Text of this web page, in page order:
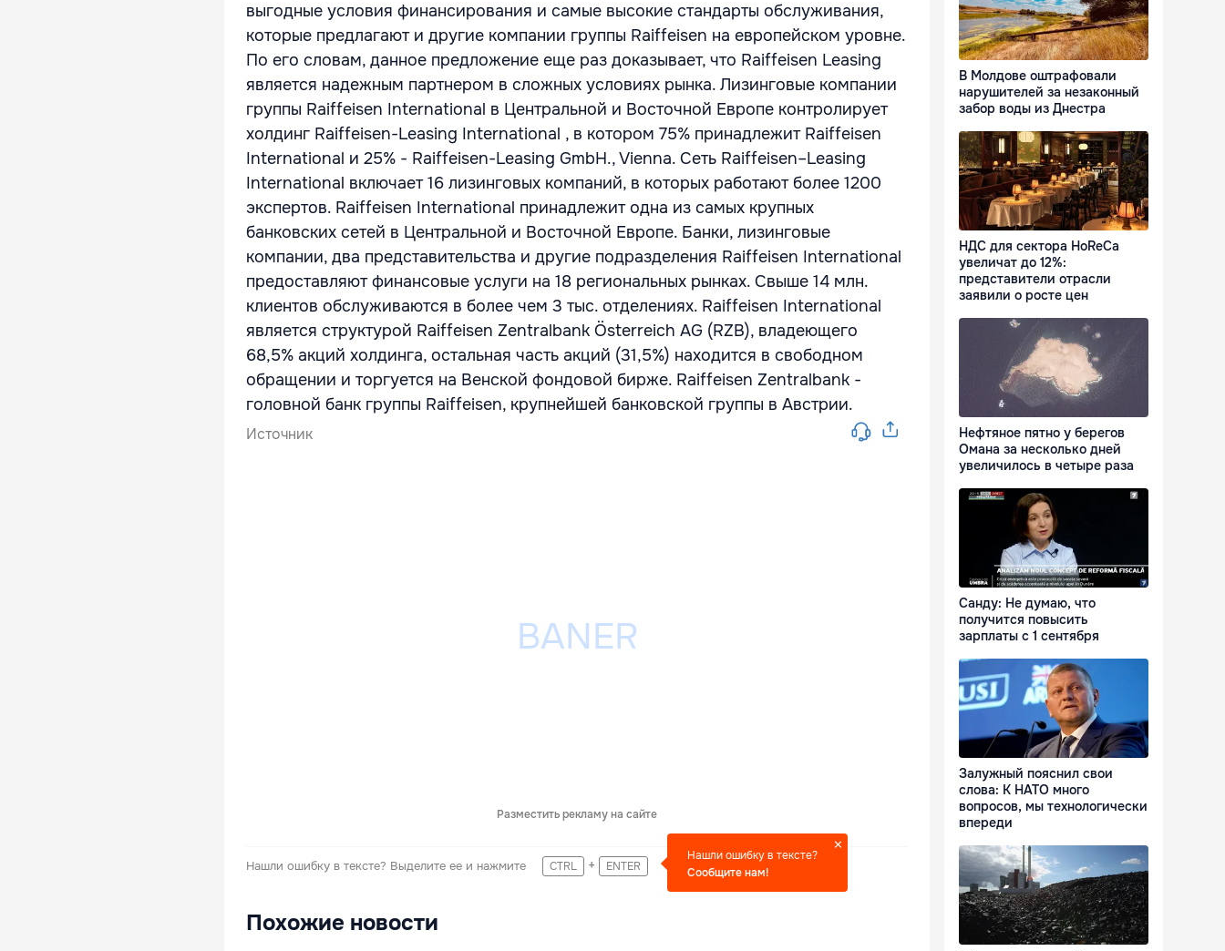
выгодные условия финансирования и самые высокие стандарты обслуживания,
которые предлагают и другие компании группы Raiffeisen на европейском уровне.
По его словам, данное предложение еще раз доказывает, что Raiffeisen Leasing
является надежным партнером в сложных условиях рынка. Лизинговые компании
группы Raiffeisen International в Центральной и Восточной Европе контролирует
холдинг Raiffeisen-Leasing International , в котором 75% принадлежит Raiffeisen
International и 25% - Raiffeisen-Leasing GmbH., Vienna. Сеть Raiffeisen–Leasing
International включает 16 лизинговых компаний, в которых работают более 1200
экспертов. Raiffeisen International принадлежит одна из самых крупных
банковских сетей в Центральной и Восточной Европе. Банки, лизинговые
компании, два представительства и другие подразделения Raiffeisen International
предоставляют финансовые услуги на 18 региональных рынках. Свыше 14 млн.
клиентов обслуживаются в более чем 3 тыс. отделениях. Raiffeisen International
является структурой Raiffeisen Zentralbank Österreich AG (RZB), владеющего
68,5% акций холдинга, остальная часть акций (31,5%) находится в свободном
обращении и торгуется на Венской фондовой бирже. Raiffeisen Zentralbank -
головной банк группы Raiffeisen, крупнейшей банковской группы в Австрии.
Источник
Разместить рекламу на сайте
Нашли ошибку в тексте? Выделите ее и нажмите CTRL + ENTER
Нашли ошибку в тексте?
Сообщите нам!
Похожие новости
В Молдове оштрафовали
нарушителей за незаконный
забор воды из Днестра
НДС для сектора HoReCa
увеличат до 12%:
представители отрасли
заявили о росте цен
Нефтяное пятно у берегов
Омана за несколько дней
увеличилось в четыре раза
Санду: Не думаю, что
получится повысить
зарплаты с 1 сентября
Залужный пояснил свои
слова: К НАТО много
вопросов, мы технологически
впереди